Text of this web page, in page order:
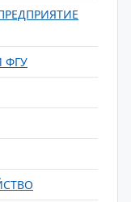
ФГУ